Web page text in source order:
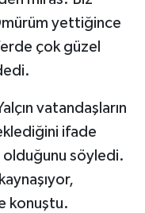
yettiğince
çok güzel
vatandaşların
ifade
söyledi.
konuştu.